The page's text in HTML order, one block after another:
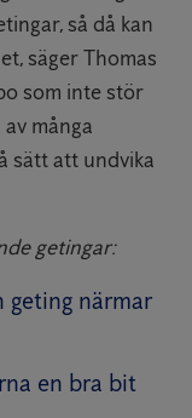
så då kan
säger Thomas
som inte stör
många
sätt att undvika
getingar:
geting närmar
en bra bit